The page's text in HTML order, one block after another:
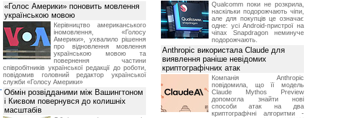
«Голос Америки» поновить мовлення
українською мовою
Керівництво американського
іномовлення, «Голосу
Америки», ухвалило рішення
про відновлення мовлення
українською мовою та
повернення частини
співробітників української редакції до роботи,
повідомив головний редактор української
служби «Голосу Америки»
Обмін розвідданими між Вашингтоном
і Києвом повернувся до колишніх
масштабів
Qualcomm поки не розкрила,
наскільки подорожчають чіпи,
але для покупців це означає
одне: усі Android-пристрої на
чіпах Snapdragon неминуче
подорожчають.
Anthropic використала Claude для
виявлення раніше невідомих
криптографічних атак
Компанія Anthropic
повідомила, що її модель
Claude Mythos Preview
допомогла знайти нові
способи атак на два
криптографічні алгоритми -